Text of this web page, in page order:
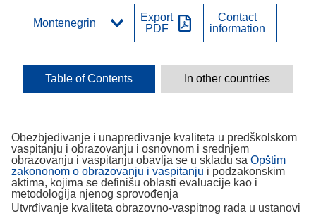
Obezbjeđivanje i unapređivanje kvaliteta u predškolskom
vaspitanju i obrazovanju i osnovnom i srednjem
obrazovanju i vaspitanju obavlja se u skladu sa Opštim
zakononom o obrazovanju i vaspitanju i podzakonskim
aktima, kojima se definišu oblasti evaluacije kao i
metodologija njenog sprovođenja
Utvrđivanje kvaliteta obrazovno-vaspitnog rada u ustanovi
Export
PDF
Contact
information
Table of Contents In other countries